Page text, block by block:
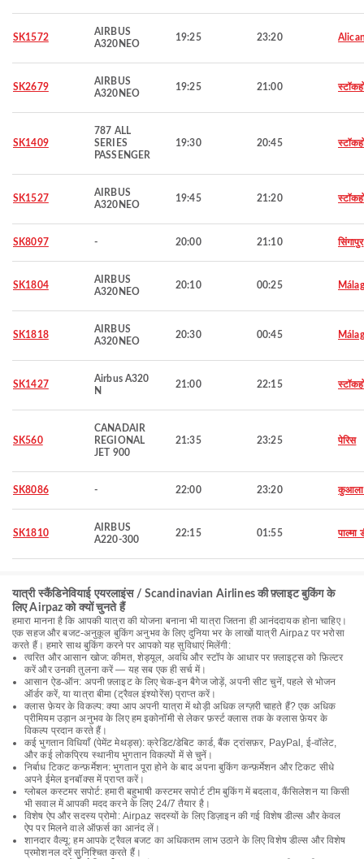
SK1572
AIRBUS
A320NEO
19:25 23:20
SK2679
AIRBUS
A320NEO
19:25 21:00
SK1409
787 ALL
SERIES
PASSENGER
19:30 20:45
SK1527
AIRBUS
A320NEO
19:45 21:20
SK8097 - 20:00 21:10 सिंगापुर
SK1804
AIRBUS
A320NEO
20:10 00:25
SK1818
AIRBUS
A320NEO
20:30 00:45
SK1427
Airbus A320
N
21:00 22:15
SK560
CANADAIR
REGIONAL
JET 900
21:35 23:25 पेरिस
SK8086 - 22:00 23:20 कुआला
SK1810
AIRBUS
A220-300
22:15 01:55 पाल्मा
यात्री स्कैंडिनेवियाई एयरलाइंस / Scandinavian Airlines की फ़्लाइट बुकिंग के
लिए Airpaz को क्यों चुनते हैं
हमारा मानना है कि आपकी यात्रा की योजना बनाना भी यात्रा जितना ही आनंददायक होना चाहिए।
एक सहज और बजट-अनुकूल बुकिंग अनुभव के लिए दुनिया भर के लाखों यात्री Airpaz पर भरोसा
करते हैं। हमारे साथ बुकिंग करने पर आपको यह सुविधाएं मिलेंगी:
त्वरित और आसान खोज: कीमत, शेड्यूल, अवधि और स्टॉप के आधार पर फ़्लाइट्स को फ़िल्टर
करें और उनकी तुलना करें — यह सब एक ही सर्च में।
आसान ऐड-ऑन: अपनी फ़्लाइट के लिए चेक-इन बैगेज जोड़ें, अपनी सीट चुनें, पहले से भोजन
ऑर्डर करें, या यात्रा बीमा (ट्रैवल इंश्योरेंस) प्राप्त करें।
क्लास फ़ेयर के विकल्प: क्या आप अपनी यात्रा में थोड़ी अधिक लग्ज़री चाहते हैं? एक अधिक
प्रीमियम उड़ान अनुभव के लिए हम इकोनॉमी से लेकर फ़र्स्ट क्लास तक के क्लास फ़ेयर के
विकल्प प्रदान करते हैं।
कई भुगतान विधियाँ (पेमेंट मेथड्स): क्रेडिट/डेबिट कार्ड, बैंक ट्रांसफ़र, PayPal, ई-वॉलेट,
और कई लोकप्रिय स्थानीय भुगतान विकल्पों में से चुनें।
निर्बाध टिकट कन्फ़र्मेशन: भुगतान पूरा होने के बाद अपना बुकिंग कन्फ़र्मेशन और टिकट सीधे
अपने ईमेल इनबॉक्स में प्राप्त करें।
ग्लोबल कस्टमर सपोर्ट: हमारी बहुभाषी कस्टमर सपोर्ट टीम बुकिंग में बदलाव, कैंसिलेशन या किसी
भी सवाल में आपकी मदद करने के लिए 24/7 तैयार है।
विशेष ऐप और सदस्य प्रोमो: Airpaz सदस्यों के लिए डिज़ाइन की गई विशेष डील्स और केवल
ऐप पर मिलने वाले ऑफ़र्स का आनंद लें।
शानदार वैल्यू: हम आपके ट्रैवल बजट का अधिकतम लाभ उठाने के लिए विशेष डील्स और विशेष
प्रमोशनल दरें सुनिश्चित करते हैं।